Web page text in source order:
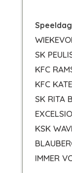
SK
KFC
KFC
SK RITA
KSK
IMMER